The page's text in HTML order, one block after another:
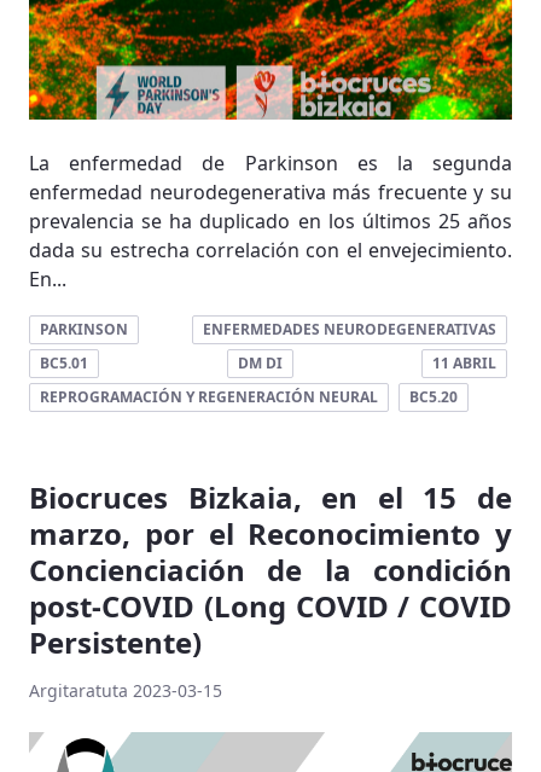
La enfermedad de Parkinson es la segunda
enfermedad neurodegenerativa más frecuente y su
prevalencia se ha duplicado en los últimos 25 años
dada su estrecha correlación con el envejecimiento.
En...
PARKINSON
ENFERMEDADES NEURODEGENERATIVAS
BC5.01
DM DI
11 ABRIL
REPROGRAMACIÓN Y REGENERACIÓN NEURAL
BC5.20
Biocruces Bizkaia, en el 15 de
marzo, por el Reconocimiento y
Concienciación de la condición
post-COVID (Long COVID / COVID
Persistente)
Argitaratuta 2023-03-15